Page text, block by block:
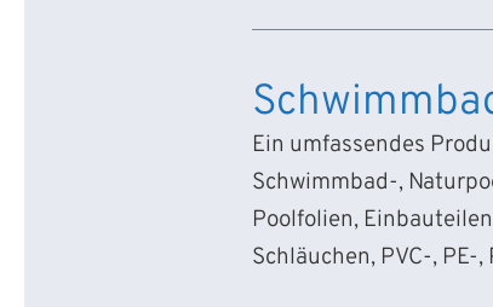
Ein umfassendes
Schwimmbad-,
Poolfolien,
Schläuchen, PVC-,